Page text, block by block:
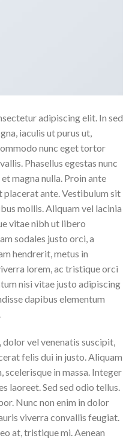
adipiscing elit. In sed
iaculis ut purus ut,
nunc eget tortor
Phasellus egestas nunc
magna nulla. Proin ante
placerat ante. Vestibulum sit
mollis. Aliquam vel lacinia
vitae nibh ut libero
sodales justo orci, a
hendrerit, metus in
lorem, ac tristique orci
nisi vitae justo adipiscing
dapibus elementum
vel venenatis suscipit,
felis dui in justo. Aliquam
in massa. Integer
laoreet. Sed sed odio tellus.
Nunc non enim in dolor
viverra convallis feugiat.
at, tristique mi. Aenean